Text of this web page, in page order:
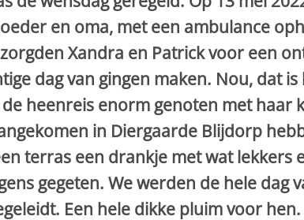
en oma, met een ambulance
Xandra en Patrick voor een
dag van gingen maken. Nou, dat
heenreis enorm genoten met haar
in Diergaarde Blijdorp
terras een drankje met wat lekkers
gegeten. We werden de hele dag
Een hele dikke pluim voor hen.